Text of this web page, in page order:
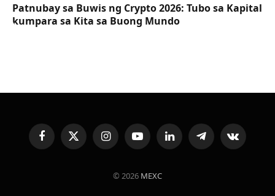
Patnubay sa Buwis ng Crypto 2026: Tubo sa Kapital
kumpara sa Kita sa Buong Mundo
FacebookX
(Twitter)
InstagramYouTubeLinkedInTelegramVKontakte
© 2026 MEXC